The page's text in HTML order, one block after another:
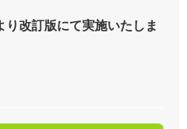
改訂版にて実施いたしま